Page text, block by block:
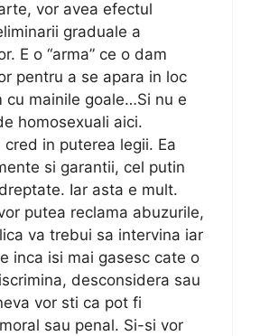
vor avea efectul
graduale a
E o “arma” ce o dam
pentru a se apara in loc
cu mainile goale…Si nu e
homosexuali aici.
in puterea legii. Ea
si garantii, cel putin
Iar asta e mult.
putea reclama abuzurile,
va trebui sa intervina iar
inca isi mai gasesc cate o
desconsidera sau
vor sti ca pot fi
sau penal. Si-si vor